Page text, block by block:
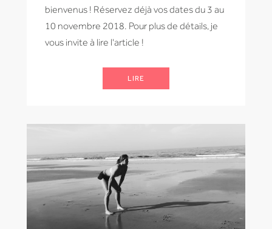
bienvenus ! Réservez déjà vos dates du 3 au
10 novembre 2018. Pour plus de détails, je
vous invite à lire l'article !
LIRE